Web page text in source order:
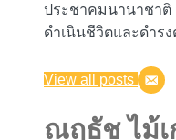
ประชาคมนานาชาติ
ดำเนินชีวิตและดำร
View all posts
ณฤธัช ไม้เ